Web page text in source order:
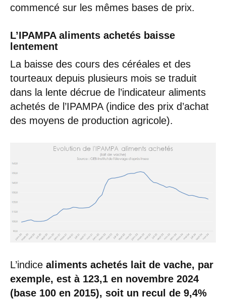
commencé sur les mêmes bases de prix.
L’IPAMPA aliments achetés baisse
lentement
La baisse des cours des céréales et des
tourteaux depuis plusieurs mois se traduit
dans la lente décrue de l’indicateur aliments
achetés de l’IPAMPA (indice des prix d’achat
des moyens de production agricole).
L’indice aliments achetés lait de vache, par
exemple, est à 123,1 en novembre 2024
(base 100 en 2015), soit un recul de 9,4%